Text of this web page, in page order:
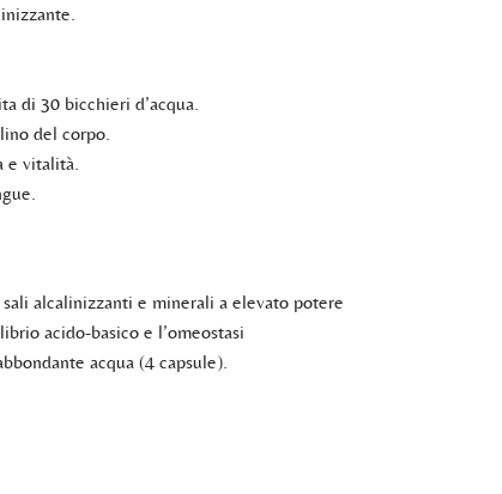
di 30 bicchieri d’acqua.
del corpo.
e vitalità.
alcalinizzanti e minerali a elevato potere
acido-basico e l’omeostasi
acqua (4 capsule).